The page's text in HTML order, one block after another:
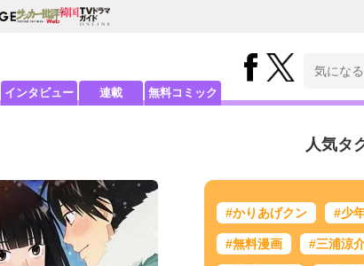
インタビュー 連載 無料コミック
人気タ
#かりあげクン #少
#無料漫画 #三浦涼